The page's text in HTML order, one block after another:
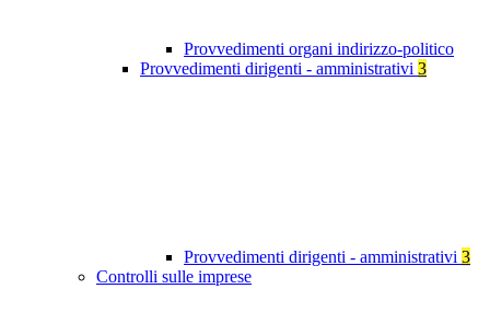
Provvedimenti organi indirizzo-politico
Provvedimenti dirigenti - amministrativi 3
Provvedimenti dirigenti - amministrativi 3
Controlli sulle imprese